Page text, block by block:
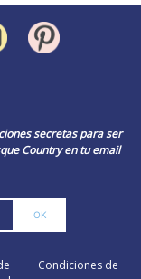
secretas para ser
Country en tu email
Condiciones de